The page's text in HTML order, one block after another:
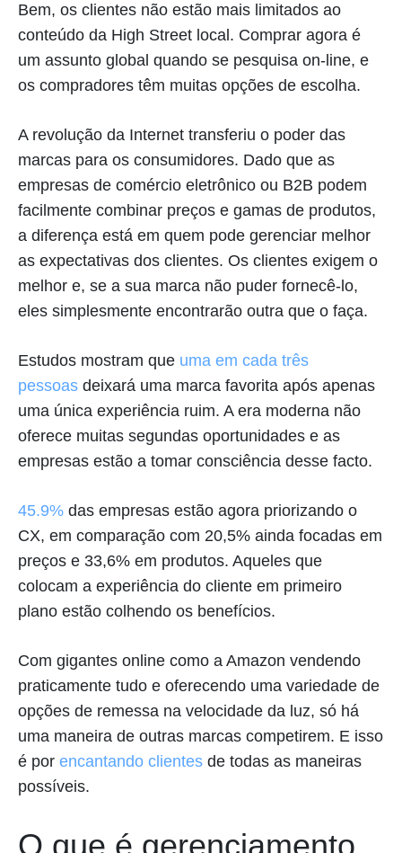
Bem, os clientes não estão mais limitados ao
conteúdo da High Street local. Comprar agora é
um assunto global quando se pesquisa on-line, e
os compradores têm muitas opções de escolha.
A revolução da Internet transferiu o poder das
marcas para os consumidores. Dado que as
empresas de comércio eletrônico ou B2B podem
facilmente combinar preços e gamas de produtos,
a diferença está em quem pode gerenciar melhor
as expectativas dos clientes. Os clientes exigem o
melhor e, se a sua marca não puder fornecê-lo,
eles simplesmente encontrarão outra que o faça.
Estudos mostram que uma em cada três
pessoas deixará uma marca favorita após apenas
uma única experiência ruim. A era moderna não
oferece muitas segundas oportunidades e as
empresas estão a tomar consciência desse facto.
45.9% das empresas estão agora priorizando o
CX, em comparação com 20,5% ainda focadas em
preços e 33,6% em produtos. Aqueles que
colocam a experiência do cliente em primeiro
plano estão colhendo os benefícios.
Com gigantes online como a Amazon vendendo
praticamente tudo e oferecendo uma variedade de
opções de remessa na velocidade da luz, só há
uma maneira de outras marcas competirem. E isso
é por encantando clientes de todas as maneiras
possíveis.
O que é gerenciamento